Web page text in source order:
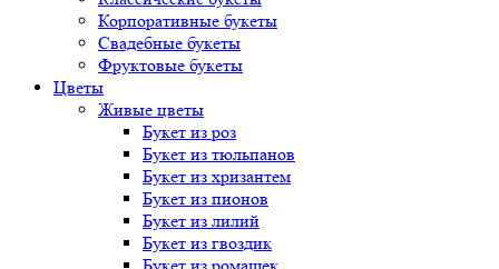
Корпоративные букеты
Свадебные букеты
Фруктовые букеты
Цветы
Живые цветы
Букет из роз
Букет из тюльпанов
Букет из хризантем
Букет из пионов
Букет из лилий
Букет из гвоздик